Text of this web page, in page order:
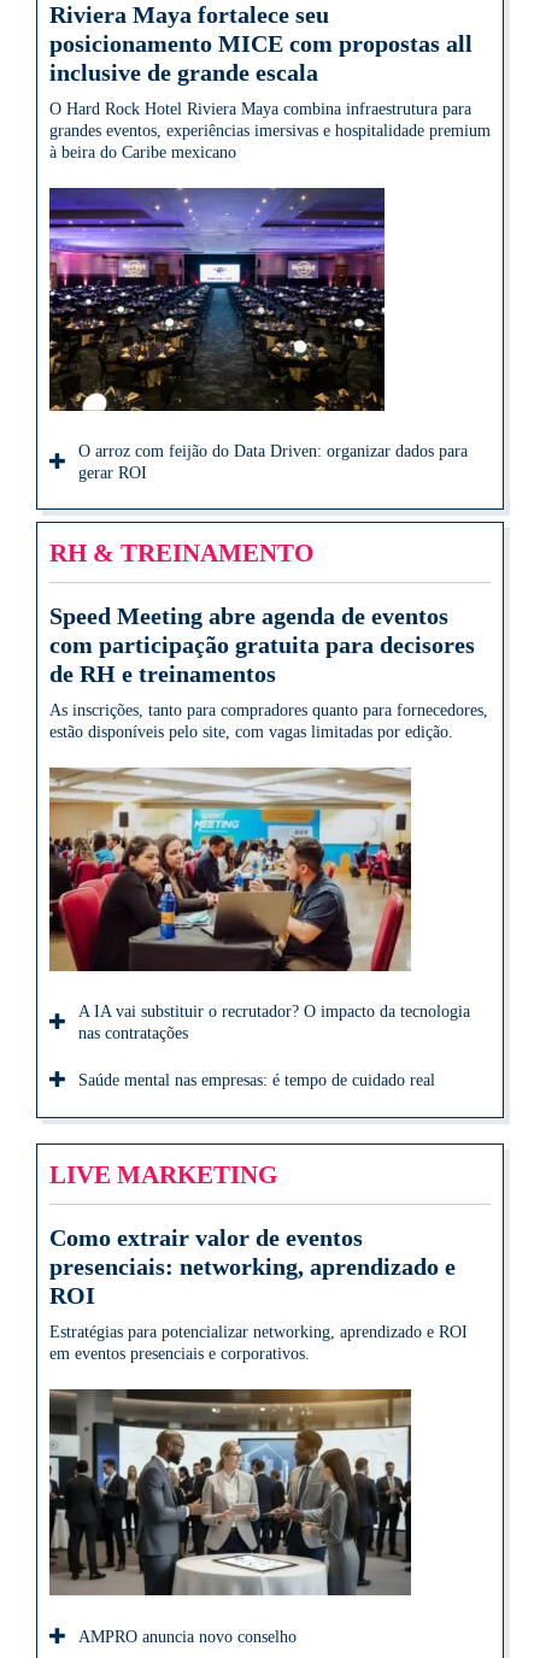
Riviera Maya fortalece seu
posicionamento MICE com propostas all
inclusive de grande escala
O Hard Rock Hotel Riviera Maya combina infraestrutura para
grandes eventos, experiências imersivas e hospitalidade premium
à beira do Caribe mexicano
O arroz com feijão do Data Driven: organizar dados para
gerar ROI
RH & TREINAMENTO
Speed Meeting abre agenda de eventos
com participação gratuita para decisores
de RH e treinamentos
As inscrições, tanto para compradores quanto para fornecedores,
estão disponíveis pelo site, com vagas limitadas por edição.
A IA vai substituir o recrutador? O impacto da tecnologia
nas contratações
Saúde mental nas empresas: é tempo de cuidado real
LIVE MARKETING
Como extrair valor de eventos
presenciais: networking, aprendizado e
ROI
Estratégias para potencializar networking, aprendizado e ROI
em eventos presenciais e corporativos.
AMPRO anuncia novo conselho